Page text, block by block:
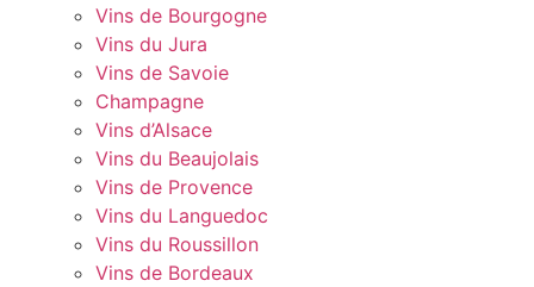
Vins de Bourgogne
Vins du Jura
Vins de Savoie
Champagne
Vins d’Alsace
Vins du Beaujolais
Vins de Provence
Vins du Languedoc
Vins du Roussillon
Vins de Bordeaux